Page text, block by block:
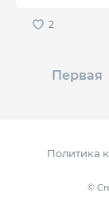
Первая
©
Политика